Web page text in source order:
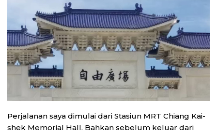
Perjalanan saya dimulai dari Stasiun MRT Chiang Kai-
shek Memorial Hall. Bahkan sebelum keluar dari